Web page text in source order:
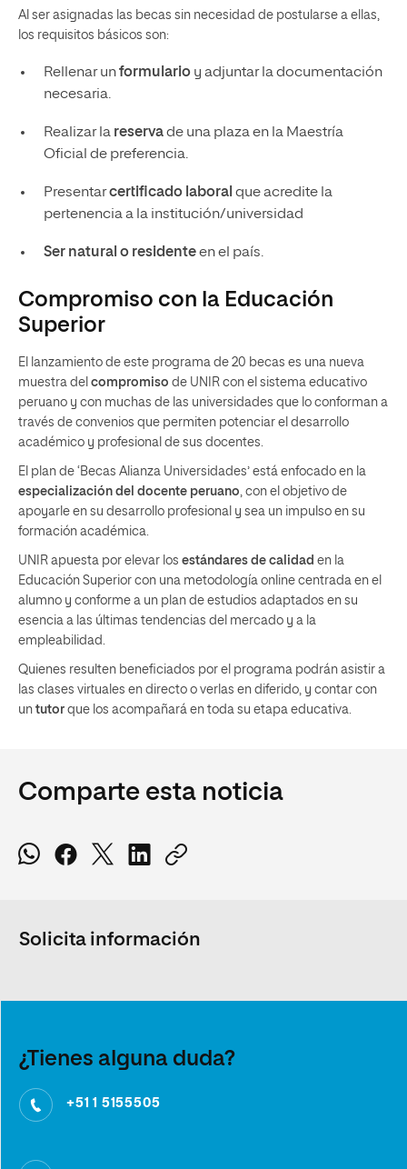
Al ser asignadas las becas sin necesidad de postularse a ellas,
los requisitos básicos son:
Rellenar unformularioy adjuntar la documentación
necesaria.
Realizar la reservade una plaza en la Maestría
Oficial de preferencia.
Presentarcertificado laboral que acredite la
pertenencia a la institución/universidad
Ser natural o residenteen el país.
Compromiso con la Educación
Superior
El lanzamiento de este programa de 20 becas es una nueva
muestra del compromiso de UNIR con el sistema educativo
peruano y con muchas de las universidades que lo conforman a
través de convenios que permiten potenciar el desarrollo
académico y profesional de sus docentes.
El plan de ‘Becas Alianza Universidades’ está enfocado en la
especialización del docente peruano, con el objetivo de
apoyarle en su desarrollo profesional y sea un impulso en su
formación académica.
UNIR apuesta por elevar los estándares de calidad en la
Educación Superior con una metodología online centrada en el
alumno y conforme a un plan de estudios adaptados en su
esencia a las últimas tendencias del mercado y a la
empleabilidad.
Quienes resulten beneficiados por el programa podrán asistir a
las clases virtuales en directo o verlas en diferido, y contar con
un tutor que los acompañará en toda su etapa educativa.
Comparte esta noticia
Solicita información
¿Tienes alguna duda?
+51 1 5155505